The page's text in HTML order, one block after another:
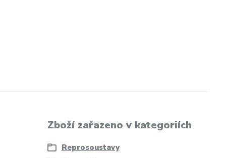
Zboží zařazeno v kategoriích
Reprosoustavy